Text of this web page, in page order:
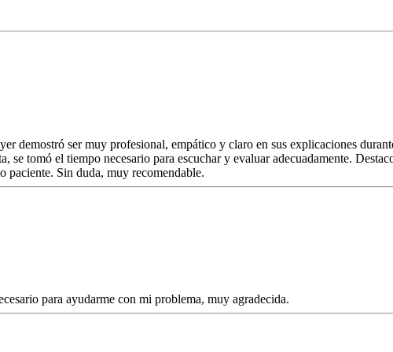
demostró ser muy profesional, empático y claro en sus explicaciones
se tomó el tiempo necesario para escuchar y evaluar adecuadamente.
paciente. Sin duda, muy recomendable.
para ayudarme con mi problema, muy agradecida.